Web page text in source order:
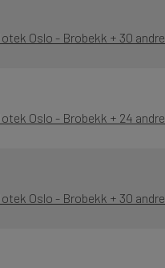
Oslo - Brobekk + 30 andre
Oslo - Brobekk + 24 andre
Oslo - Brobekk + 30 andre